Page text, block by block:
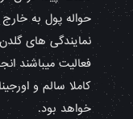
حواله پول به
فعالیت میباشند
کاملا سالم و
خواهد بود.